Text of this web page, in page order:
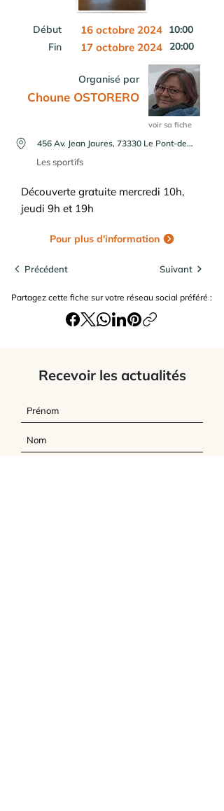
Début 16 octobre 2024 10:00
Fin
17 octobre 2024 20:00
Organisé par
Choune OSTORERO
voir sa fiche
456 Av. Jean Jaures, 73330 Le Pont-de-Beauvoisin, France
Les sportifs
Découverte gratuite mercredi 10h,
jeudi 9h et 19h
Pour plus d'information
Précédent Suivant
Partagez cette fiche sur votre réseau social préféré :
Recevoir les actualités